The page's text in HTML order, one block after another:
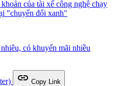
của tài xế công nghệ chạy
"chuyển đổi xanh"
có khuyến mãi nhiều
link Copy Link